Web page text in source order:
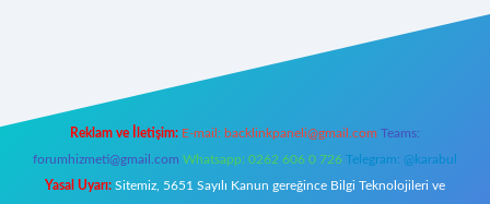
Reklam ve İletişim: E-mail: backlinkpaneli@gmail.com Teams:
forumhizmeti@gmail.com Whatsapp: 0262 606 0 726 Telegram: @karabul
Yasal Uyarı: Sitemiz, 5651 Sayılı Kanun gereğince Bilgi Teknolojileri ve